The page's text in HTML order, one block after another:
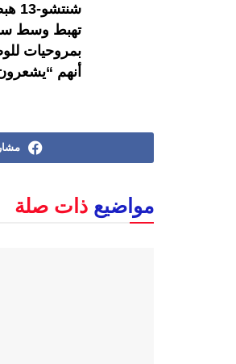
تهبط وسط
بمروحيات
أنهم “يشعرون
مواضيع ذات صلة